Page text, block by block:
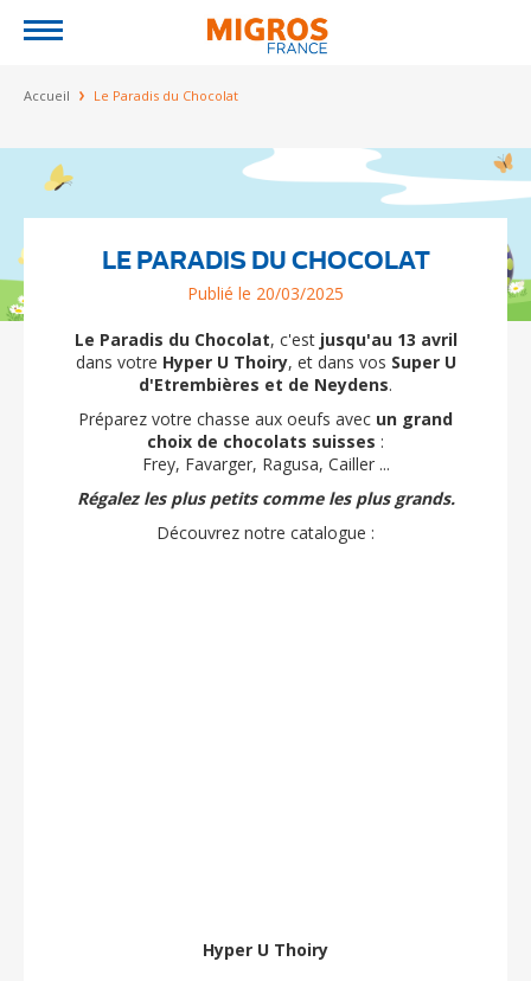
Vous êtes ici
Accueil Le Paradis du Chocolat
LE PARADIS DU CHOCOLAT
Publié le 20/03/2025
Le Paradis du Chocolat, c'est jusqu'au 13 avril
dans votre Hyper U Thoiry, et dans vos Super U
d'Etrembières et de Neydens.
Préparez votre chasse aux oeufs avec un grand
choix de chocolats suisses :
Frey, Favarger, Ragusa, Cailler ...
Régalez les plus petits comme les plus grands.
Découvrez notre catalogue :
Hyper U Thoiry